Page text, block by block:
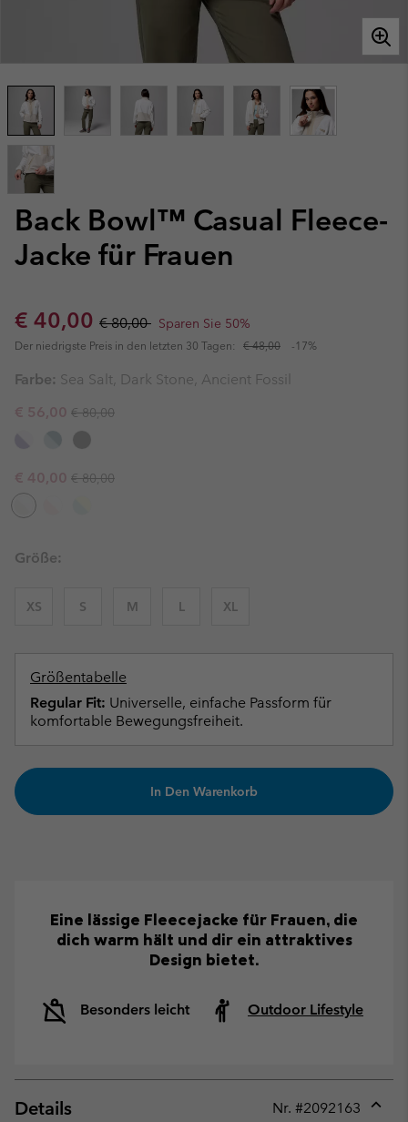
Back Bowl™ Casual Fleece-
Jacke für Frauen
Sale price:
€ 40,00 Regular price:
€ 80,00 Sparen Sie 50%
Der niedrigste Preis in den letzten 30 Tagen: € 48,00 -17%
Farbe: Sea Salt, Dark Stone, Ancient Fossil
Sale price:
€ 56,00 Regular price:
€ 80,00
Sale price:
€ 40,00 Regular price:
€ 80,00
Größe:
XS S M L XL
Größentabelle
Regular Fit: Universelle, einfache Passform für
komfortable Bewegungsfreiheit.
In Den Warenkorb
Eine lässige Fleecejacke für Frauen, die
dich warm hält und dir ein attraktives
Design bietet.
Besonders leicht Outdoor Lifestyle
Details Nr. #2092163